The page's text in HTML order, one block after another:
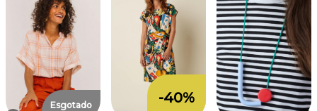
Esgotado -40%